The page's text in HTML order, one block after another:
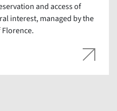
and access of
interest, managed by the